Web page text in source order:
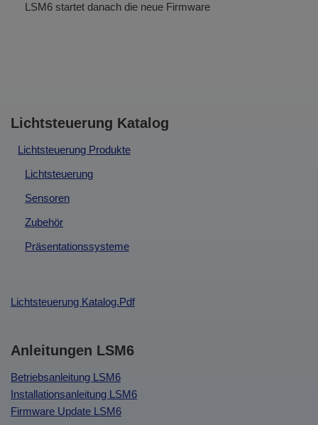
LSM6 startet danach die neue Firmware
Lichtsteuerung Katalog
Lichtsteuerung Produkte
Lichtsteuerung
Sensoren
Zubehör
Präsentationssysteme
Lichtsteuerung Katalog.Pdf
Anleitungen LSM6
Betriebsanleitung LSM6
Installationsanleitung LSM6
Firmware Update LSM6